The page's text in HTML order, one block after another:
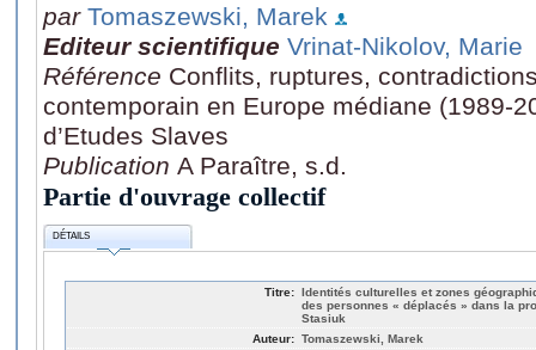
par Tomaszewski, Marek
Editeur scientifique Vrinat-Nikolov, Marie
Référence Conflits, ruptures,
contemporain en Europe médiane (1989-
d’Etudes Slaves
Publication A Paraître, s.d.
Partie d'ouvrage collectif
DÉTAILS
Titre: Identités culturelles et zones
des personnes « déplacés » dans la
Stasiuk
Auteur: Tomaszewski, Marek